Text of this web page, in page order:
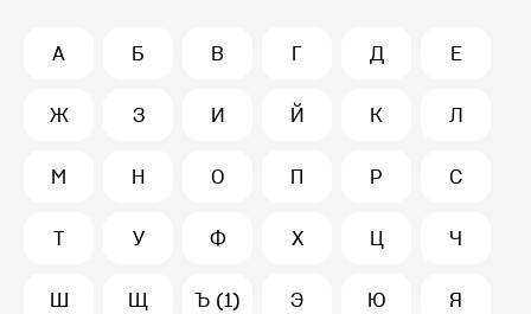
А Б В Г Д Е
Ж З И Й К Л
М Н О П Р С
Т У Ф Х Ц Ч
Ш Щ Ъ (1) Э Ю Я